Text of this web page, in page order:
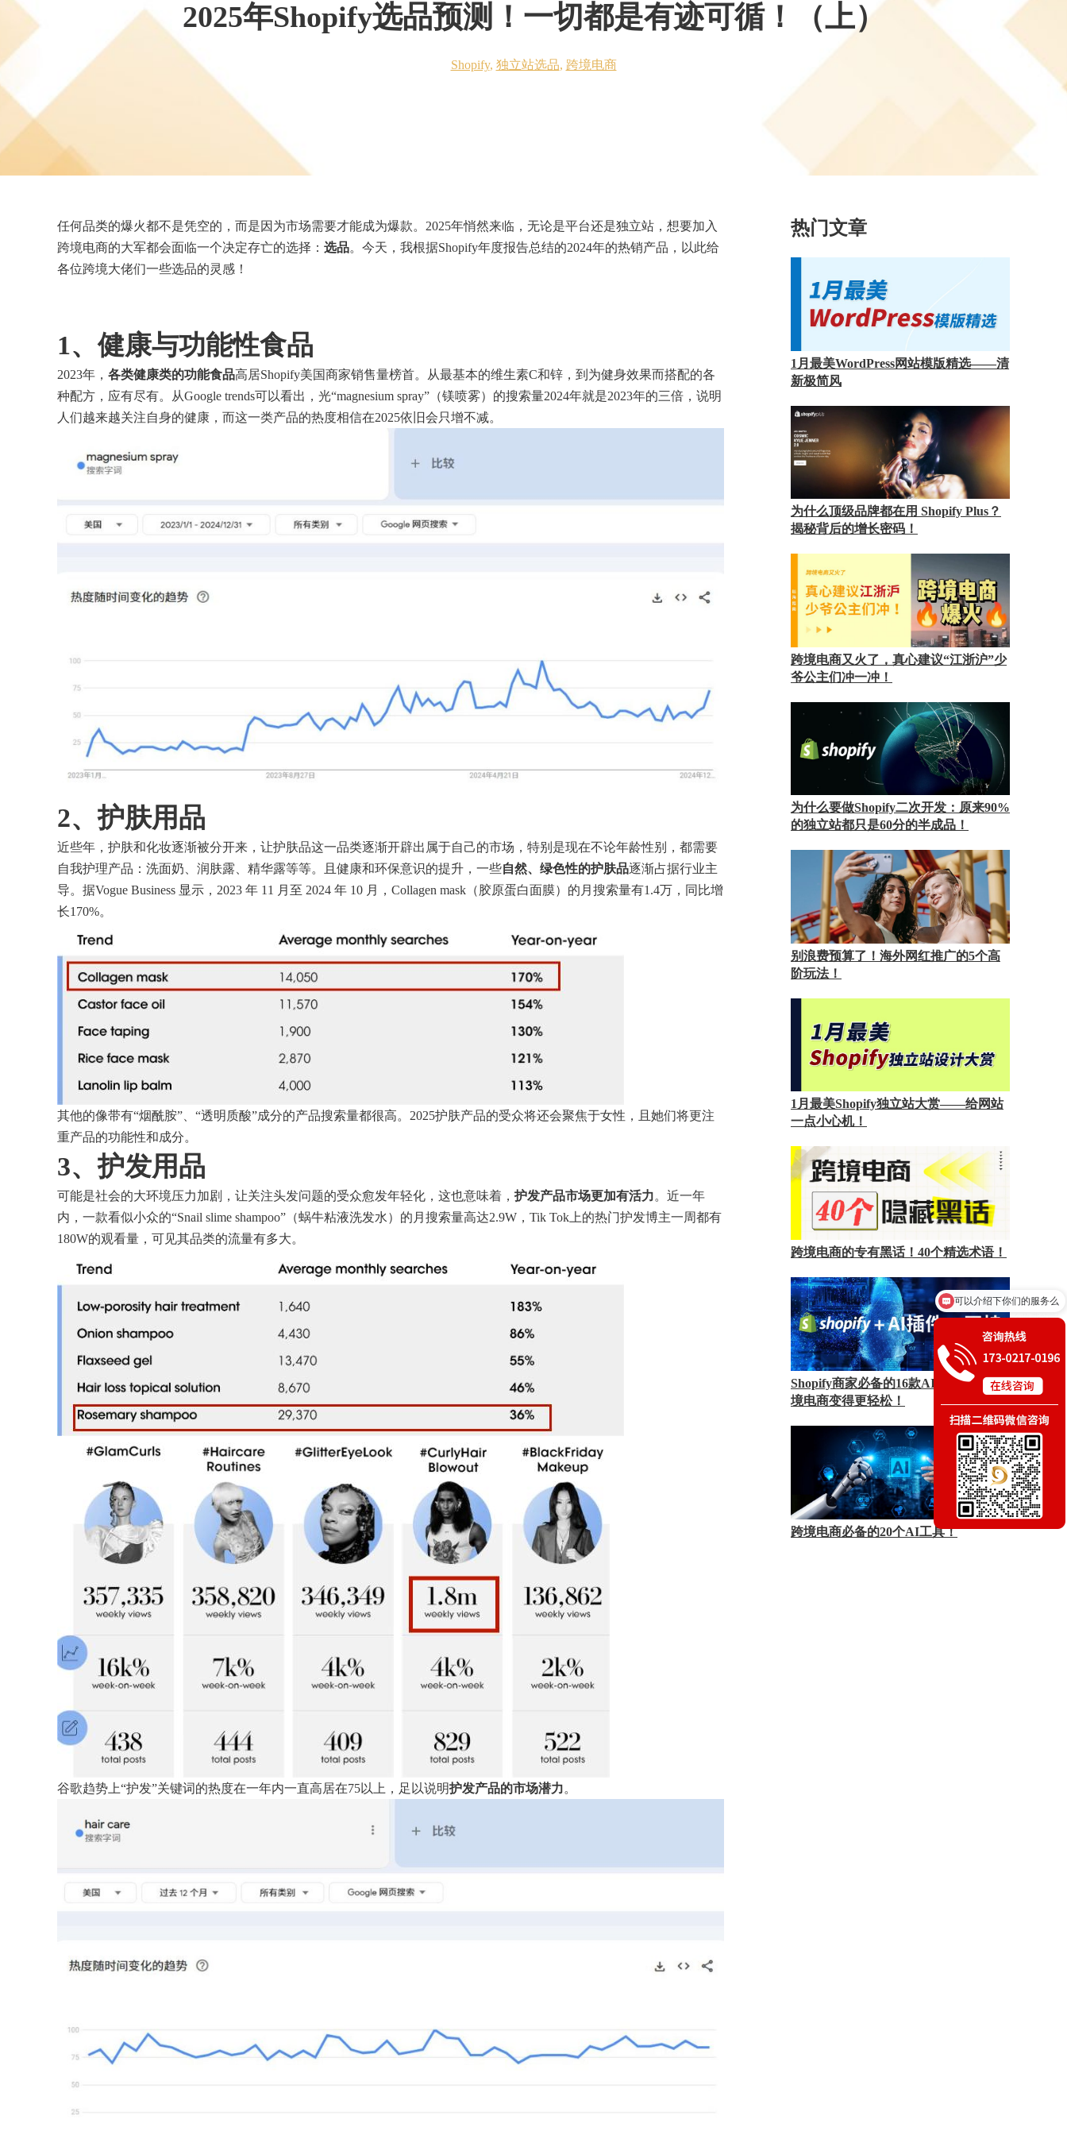
2025年Shopify选品预测！一切都是有迹可循！（上）
Shopify, 独立站选品, 跨境电商
任何品类的爆火都不是凭空的，而是因为市场需要才能成为爆款。2025年悄然来临，无论是平台还是独立站，想要加入
跨境电商的大军都会面临一个决定存亡的选择： 选品。今天，我根据Shopify年度报告总结的2024年的热销产品，以此给
各位跨境大佬们一些选品的灵感！
1、健康与功能性食品
2023年， 各类健康类的功能食品高居Shopify美国商家销售量榜首。从最基本的维生素C和锌，到为健身效果而搭配的各
种配方，应有尽有。从Google trends可以看出，光“magnesium spray”（镁喷雾）的搜索量2024年就是2023年的三倍，说明
人们越来越关注自身的健康，而这一类产品的热度相信在2025依旧会只增不减。
2、护肤用品
近些年，护肤和化妆逐渐被分开来，让护肤品这一品类逐渐开辟出属于自己的市场，特别是现在不论年龄性别，都需要
自我护理产品：洗面奶、润肤露、精华露等等。且健康和环保意识的提升，一些自然、绿色性的护肤品逐渐占据行业主
导。据Vogue Business 显示，2023 年 11 月至 2024 年 10 月，Collagen mask（胶原蛋白面膜）的月搜索量有1.4万，同比增
长170%。
其他的像带有“烟酰胺”、“透明质酸”成分的产品搜索量都很高。2025护肤产品的受众将还会聚焦于女性，且她们将更注
重产品的功能性和成分。
3、护发用品
可能是社会的大环境压力加剧，让关注头发问题的受众愈发年轻化，这也意味着， 护发产品市场更加有活力。近一年
内，一款看似小众的“Snail slime shampoo”（蜗牛粘液洗发水）的月搜索量高达2.9W，Tik Tok上的热门护发博主一周都有
180W的观看量，可见其品类的流量有多大。
谷歌趋势上“护发”关键词的热度在一年内一直高居在75以上，足以说明护发产品的市场潜力。
热门文章
1月最美WordPress网站模版精选——清
新极简风
为什么顶级品牌都在用 Shopify Plus？
揭秘背后的增长密码！
跨境电商又火了，真心建议“江浙沪”少
爷公主们冲一冲！
为什么要做Shopify二次开发：原来90%
的独立站都只是60分的半成品！
别浪费预算了！海外网红推广的5个高
阶玩法！
1月最美Shopify独立站大赏——给网站
一点小心机！
跨境电商的专有黑话！40个精选术语！
Shopify商家必备的16款AI插件，让跨
境电商变得更轻松！
跨境电商必备的20个AI工具！
你们是怎么收费的呢